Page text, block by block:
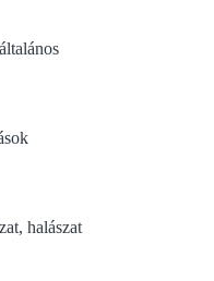
halászat